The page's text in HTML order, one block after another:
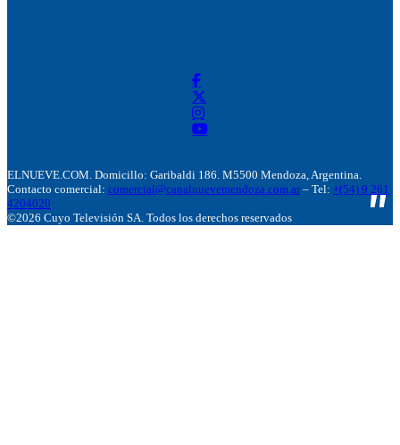
ELNUEVE.COM. Domicillo: Garibaldi 186. M5500 Mendoza, Argentina.
Contacto comercial: comercial@canalnuevemendoza.com.ar – Tel: +(54) 9 261
4204020
©2026 Cuyo Televisión SA. Todos los derechos reservados